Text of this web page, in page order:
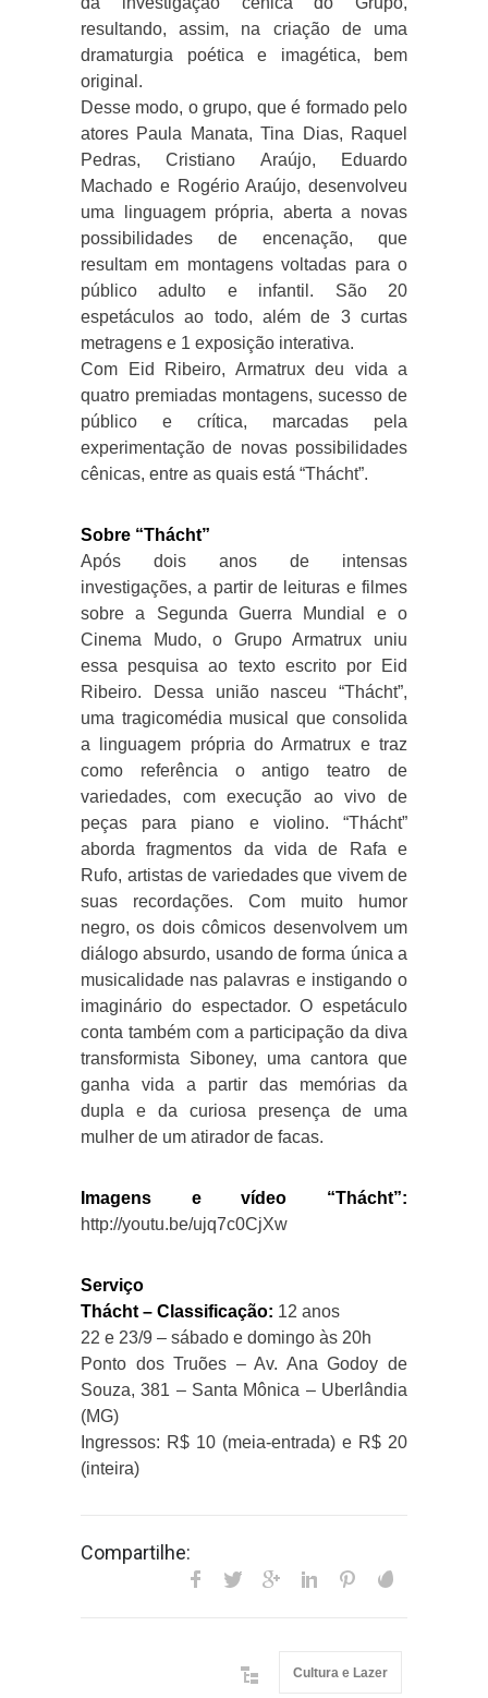
resultando, assim, na criação de uma
dramaturgia poética e imagética, bem
original.
Desse modo, o grupo, que é formado pelo
atores Paula Manata, Tina Dias, Raquel
Pedras, Cristiano Araújo, Eduardo
Machado e Rogério Araújo, desenvolveu
uma linguagem própria, aberta a novas
possibilidades de encenação, que
resultam em montagens voltadas para o
público adulto e infantil. São 20
espetáculos ao todo, além de 3 curtas
metragens e 1 exposição interativa.
Com Eid Ribeiro, Armatrux deu vida a
quatro premiadas montagens, sucesso de
público e crítica, marcadas pela
experimentação de novas possibilidades
cênicas, entre as quais está “Thácht”.
Sobre “Thácht”
Após dois anos de intensas
investigações, a partir de leituras e filmes
sobre a Segunda Guerra Mundial e o
Cinema Mudo, o Grupo Armatrux uniu
essa pesquisa ao texto escrito por Eid
Ribeiro. Dessa união nasceu “Thácht”,
uma tragicomédia musical que consolida
a linguagem própria do Armatrux e traz
como referência o antigo teatro de
variedades, com execução ao vivo de
peças para piano e violino. “Thácht”
aborda fragmentos da vida de Rafa e
Rufo, artistas de variedades que vivem de
suas recordações. Com muito humor
negro, os dois cômicos desenvolvem um
diálogo absurdo, usando de forma única a
musicalidade nas palavras e instigando o
imaginário do espectador. O espetáculo
conta também com a participação da diva
transformista Siboney, uma cantora que
ganha vida a partir das memórias da
dupla e da curiosa presença de uma
mulher de um atirador de facas.
Imagens e vídeo “Thácht”:
http://youtu.be/ujq7c0CjXw
Serviço
Thácht – Classificação: 12 anos
22 e 23/9 – sábado e domingo às 20h
Ponto dos Truões – Av. Ana Godoy de
Souza, 381 – Santa Mônica – Uberlândia
(MG)
Ingressos: R$ 10 (meia-entrada) e R$ 20
(inteira)
Compartilhe:
Cultura e Lazer